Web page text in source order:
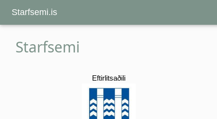
Starfsemi.is
Starfsemi
Eftirlitsaðili